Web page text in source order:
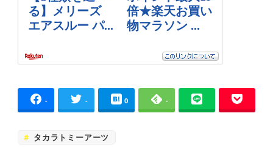
- - 0 -
タカラトミーアーツ